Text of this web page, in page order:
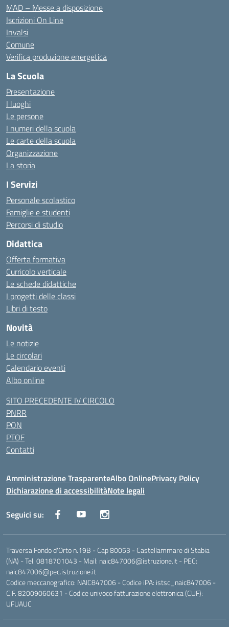
MAD – Messe a disposizione
Iscrizioni On Line
Invalsi
Comune
Verifica produzione energetica
La Scuola
Presentazione
I luoghi
Le persone
I numeri della scuola
Le carte della scuola
Organizzazione
La storia
I Servizi
Personale scolastico
Famiglie e studenti
Percorsi di studio
Didattica
Offerta formativa
Curricolo verticale
Le schede didattiche
I progetti delle classi
Libri di testo
Novità
Le notizie
Le circolari
Calendario eventi
Albo online
SITO PRECEDENTE IV CIRCOLO
PNRR
PON
PTOF
Contatti
Amministrazione TrasparenteAlbo OnlinePrivacy Policy
Dichiarazione di accessibilitàNote legali
Seguici su:
Traversa Fondo d'Orto n.19B - Cap 80053 - Castellammare di Stabia
(NA) - Tel. 0818701043 - Mail: naic847006@istruzione.it - PEC:
naic847006@pec.istruzione.it
Codice meccanografico: NAIC847006 - Codice iPA: istsc_naic847006 -
C.F. 82009060631 - Codice univoco fatturazione elettronica (CUF):
UFUAUC